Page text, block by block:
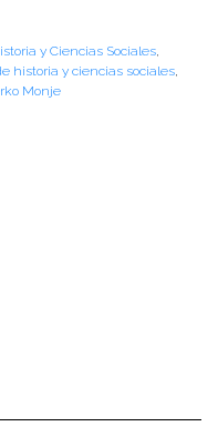
y Ciencias Sociales,
historia y ciencias sociales,
Monje